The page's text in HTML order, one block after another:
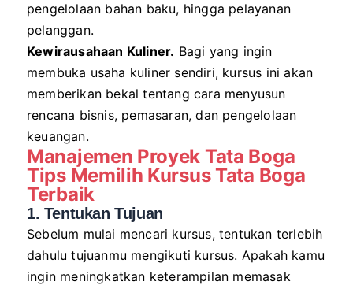
pengelolaan bahan baku, hingga pelayanan
pelanggan.
Kewirausahaan Kuliner. Bagi yang ingin
membuka usaha kuliner sendiri, kursus ini akan
memberikan bekal tentang cara menyusun
rencana bisnis, pemasaran, dan pengelolaan
keuangan.
Manajemen Proyek Tata Boga
Tips Memilih Kursus Tata Boga
Terbaik
1. Tentukan Tujuan
Sebelum mulai mencari kursus, tentukan terlebih
dahulu tujuanmu mengikuti kursus. Apakah kamu
ingin meningkatkan keterampilan memasak